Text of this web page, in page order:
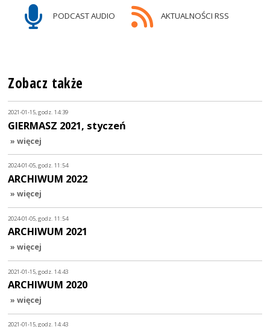
PODCAST AUDIO AKTUALNOŚCI RSS
Zobacz także
2021-01-15, godz. 14:39
GIERMASZ 2021, styczeń
» więcej
2024-01-05, godz. 11:54
ARCHIWUM 2022
» więcej
2024-01-05, godz. 11:54
ARCHIWUM 2021
» więcej
2021-01-15, godz. 14:43
ARCHIWUM 2020
» więcej
2021-01-15, godz. 14:43